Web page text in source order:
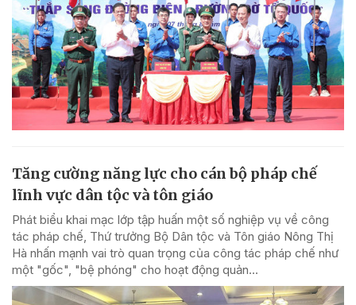
Tăng cường năng lực cho cán bộ pháp chế
lĩnh vực dân tộc và tôn giáo
Phát biểu khai mạc lớp tập huấn một số nghiệp vụ về công
tác pháp chế, Thứ trưởng Bộ Dân tộc và Tôn giáo Nông Thị
Hà nhấn mạnh vai trò quan trọng của công tác pháp chế như
một "gốc", "bệ phóng" cho hoạt động quản...